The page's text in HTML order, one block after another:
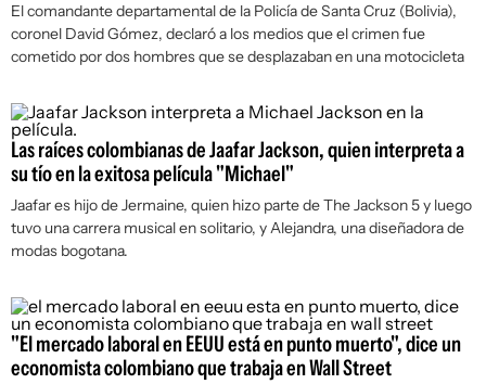
El comandante departamental de la Policía de Santa Cruz (Bolivia),
coronel David Gómez, declaró a los medios que el crimen fue
cometido por dos hombres que se desplazaban en una motocicleta
Las raíces colombianas de Jaafar Jackson, quien interpreta a
su tío en la exitosa película "Michael"
Jaafar es hijo de Jermaine, quien hizo parte de The Jackson 5 y luego
tuvo una carrera musical en solitario, y Alejandra, una diseñadora de
modas bogotana.
"El mercado laboral en EEUU está en punto muerto", dice un
economista colombiano que trabaja en Wall Street